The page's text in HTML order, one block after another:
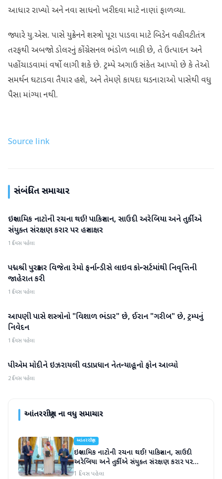
આધાર રાખ્યો અને નવા સાધનો ખરીદવા માટે નાણાં ફાળવ્યા.
જ્યારે યુ.એસ. પાસે યુક્રેનને શસ્ત્રો પૂરા પાડવા માટે બિડેન વહીવટીતંત્ર
તરફથી અબજો ડોલરનું કોંગ્રેસનલ ભંડોળ બાકી છે, તે ઉત્પાદન અને
પહોંચાડવામાં વર્ષો લાગી શકે છે. ટ્રમ્પે અગાઉ સંકેત આપ્યો છે કે તેઓ
સમર્થન ઘટાડવા તૈયાર હશે, અને તેમણે કાયદા ઘડનારાઓ પાસેથી વધુ
પૈસા માંગ્યા નથી.
Source link
સંબંધિત સમાચાર
આંતરરાષ્ટ્રીય
ઇસ્લામિક નાટોની રચના થઈ! પાકિસ્તાન, સાઉદી અરેબિયા અને તુર્કીએ
સંયુક્ત સંરક્ષણ કરાર પર હસ્તાક્ષર
1 દિવસ પહેલા
આંતરરાષ્ટ્રીય
પદ્મશ્રી પુરસ્કાર વિજેતા રેમો ફર્નાન્ડીસે લાઇવ કોન્સર્ટમાંથી નિવૃત્તિની
જાહેરાત કરી
1 દિવસ પહેલા
આંતરરાષ્ટ્રીય
આપણી પાસે શસ્ત્રોનો "વિશાળ ભંડાર" છે, ઈરાન "ગરીબ" છે, ટ્રમ્પનું
નિવેદન
1 દિવસ પહેલા
આંતરરાષ્ટ્રીય
પીએમ મોદીને ઇઝરાયલી વડાપ્રધાન નેતન્યાહૂનો ફોન આવ્યો
2 દિવસ પહેલા
આંતરરાષ્ટ્રીયના વધુ સમાચાર
આંતરરાષ્ટ્રીય
ઇસ્લામિક નાટોની રચના થઈ! પાકિસ્તાન, સાઉદી
અરેબિયા અને તુર્કીએ સંયુક્ત સંરક્ષણ કરાર પર
હસ્તાક્ષર
1 દિવસ પહેલા